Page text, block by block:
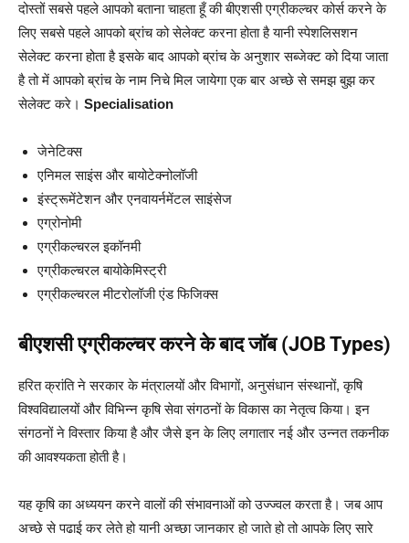
दोस्तों सबसे पहले आपको बताना चाहता हूँ की बीएशसी एग्रीकल्चर कोर्स करने के
लिए सबसे पहले आपको ब्रांच को सेलेक्ट करना होता है यानी स्पेशलिसशन
सेलेक्ट करना होता है इसके बाद आपको ब्रांच के अनुशार सब्जेक्ट को दिया जाता
है तो में आपको ब्रांच के नाम निचे मिल जायेगा एक बार अच्छे से समझ बुझ कर
सेलेक्ट करे। Specialisation
जेनेटिक्स
एनिमल साइंस और बायोटेक्नोलॉजी
इंस्ट्रूमेंटेशन और एनवायर्नमेंटल साइंसेज
एग्रोनोमी
एग्रीकल्चरल इकॉनमी
एग्रीकल्चरल बायोकेमिस्ट्री
एग्रीकल्चरल मीटरोलॉजी एंड फिजिक्स
बीएशसी एग्रीकल्चर करने के बाद जॉब (JOB Types)
हरित क्रांति ने सरकार के मंत्रालयों और विभागों, अनुसंधान संस्थानों, कृषि
विश्वविद्यालयों और विभिन्न कृषि सेवा संगठनों के विकास का नेतृत्व किया। इन
संगठनों ने विस्तार किया है और जैसे इन के लिए लगातार नई और उन्नत तकनीक
की आवश्यकता होती है।
यह कृषि का अध्ययन करने वालों की संभावनाओं को उज्ज्वल करता है। जब आप
अच्छे से पढाई कर लेते हो यानी अच्छा जानकार हो जाते हो तो आपके लिए सारे